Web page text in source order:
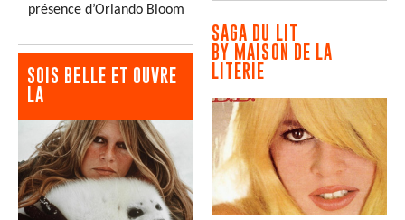
présence d’Orlando Bloom
SOIS BELLE ET OUVRE
LA
SAGA DU LIT
BY MAISON DE LA
LITERIE